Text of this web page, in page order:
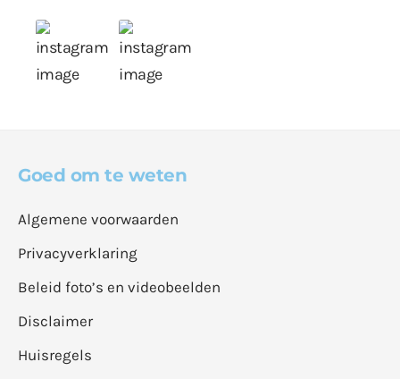
Goed om te weten
Algemene voorwaarden
Privacyverklaring
Beleid foto’s en videobeelden
Disclaimer
Huisregels